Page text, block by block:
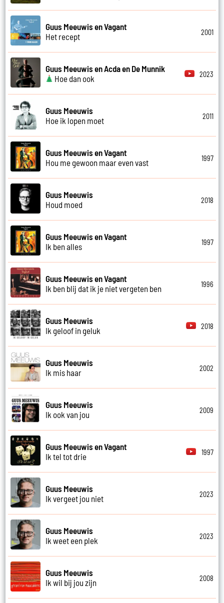
Guus Meeuwis en Vagant
Het recept
2001
Guus Meeuwis en Acda en De Munnik
Hoe dan ook
2023
Guus Meeuwis
Hoe ik lopen moet
2011
Guus Meeuwis en Vagant
Hou me gewoon maar even vast
1997
Guus Meeuwis
Houd moed
2018
Guus Meeuwis en Vagant
Ik ben alles
1997
Guus Meeuwis en Vagant
Ik ben blij dat ik je niet vergeten ben
1996
Guus Meeuwis
Ik geloof in geluk
2018
Guus Meeuwis
Ik mis haar
2002
Guus Meeuwis
Ik ook van jou
2009
Guus Meeuwis en Vagant
Ik tel tot drie
1997
Guus Meeuwis
Ik vergeet jou niet
2023
Guus Meeuwis
Ik weet een plek
2023
Guus Meeuwis
Ik wil bij jou zijn
2008